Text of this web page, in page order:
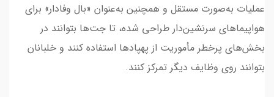
عملیات به‌صورت مستقل و همچنین به‌عنوان «بال وفادار» برای
هواپیماهای سرنشین‌دار طراحی شده، تا جت‌ها بتوانند در
بخش‌های پرخطر مأموریت از پهپادها استفاده کنند و خلبانان
بتوانند روی وظایف دیگر تمرکز کنند.